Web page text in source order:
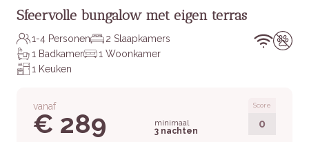
Sfeervolle bungalow met eigen terras
1-4 Personen
2 Slaapkamers
1 Badkamer
1 Woonkamer
1 Keuken
vanaf
€ 289
minimaal
3 nachten
Score
0